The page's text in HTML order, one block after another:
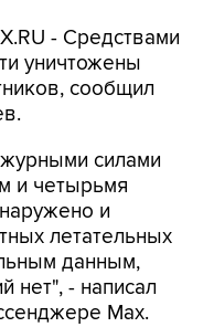
- Средствами
уничтожены
сообщил
силами
и четырьмя
и
летательных
данным,
нет", - написал
Max.